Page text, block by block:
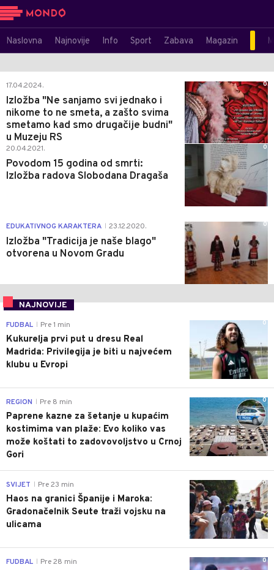
Naslovna Najnovije Info Sport Zabava Magazin
17.04.2024.
Izložba "Ne sanjamo svi jednako i
nikome to ne smeta, a zašto svima
smetamo kad smo drugačije budni"
u Muzeju RS
0
20.04.2021.
Povodom 15 godina od smrti:
Izložba radova Slobodana Dragaša
0
EDUKATIVNOG KARAKTERA 23.12.2020.
Izložba "Tradicija je naše blago"
otvorena u Novom Gradu
0
NAJNOVIJE
0
FUDBAL Pre 1 min
Kukurelja prvi put u dresu Real
Madrida: Privilegija je biti u najvećem
klubu u Evropi
0
REGION Pre 8 min
Paprene kazne za šetanje u kupaćim
kostimima van plaže: Evo koliko vas
može koštati to zadovovoljstvo u Crnoj
Gori
0
SVIJET Pre 23 min
Haos na granici Španije i Maroka:
Gradonačelnik Seute traži vojsku na
ulicama
0
FUDBAL Pre 28 min